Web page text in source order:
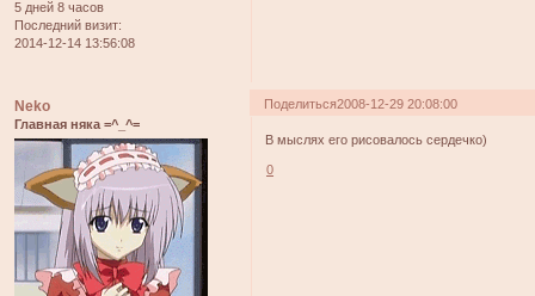
5 дней 8 часов
Последний визит:
2014-12-14 13:56:08
Поделиться2008-12-29 20:08:00
Neko
Главная няка =^_^=
В мыслях его рисовалось сердечко)
0